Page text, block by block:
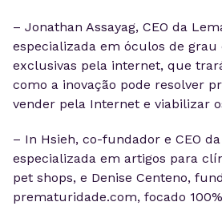
– Jonathan Assayag, CEO da
especializada em óculos de grau
exclusivas pela internet, que
como a inovação pode resolver
vender pela Internet e viabilizar
– In Hsieh, co-fundador e CEO
especializada em artigos para
pet shops, e Denise Centeno,
prematuridade.com, focado